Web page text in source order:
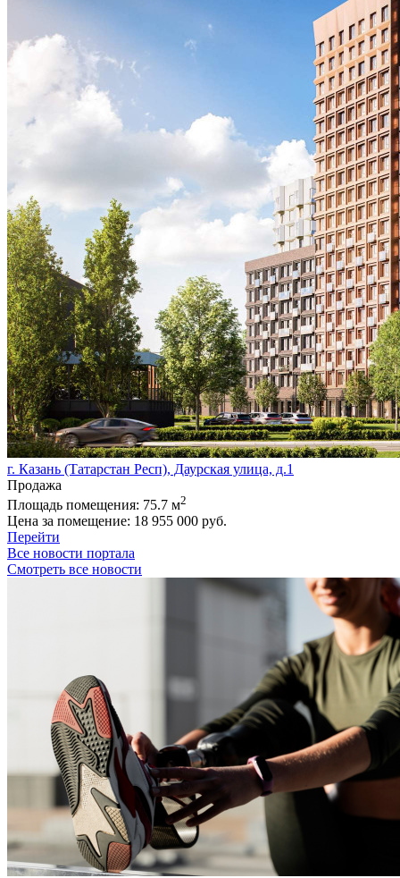
г. Казань (Татарстан Респ), Даурская улица, д.1
Продажа
Площадь помещения: 75.7 м2
Цена за помещение: 18 955 000 руб.
Перейти
Все новости портала
Смотреть все новости